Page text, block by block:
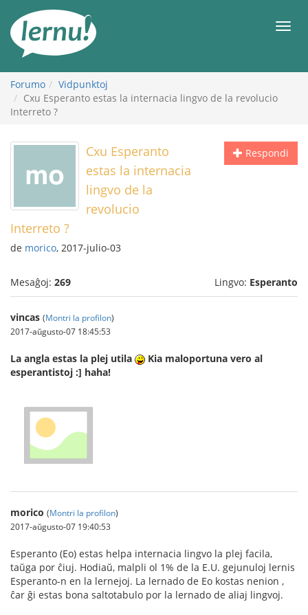
enhavo
Forumo
Vidpunktoj
Cxu Esperanto estas la internacia lingvo de la revolucio
Interreto ?
Respondi
Cxu Esperanto
estas la internacia
lingvo de la
revolucio
Interreto ?
de morico, 2017-julio-03
Mesaĝoj: 269 Lingvo: Esperanto
vincas (Montri la profilon)
2017-aŭgusto-07 18:45:53
La angla estas la plej utila
Kia maloportuna vero al
esperantistoj :] haha!
morico (Montri la profilon)
2017-aŭgusto-07 19:40:53
Esperanto (Eo) estas helpa internacia lingvo la plej facila,
taŭga por ĉiuj. Hodiaŭ, malpli ol 1% de la E.U. gejunuloj lernis
Esperanto-n en la lernejoj. La lernado de Eo kostas nenion ,
ĉar ĝi estas bona saltotabulo por la lernado de aliaj lingvoj.